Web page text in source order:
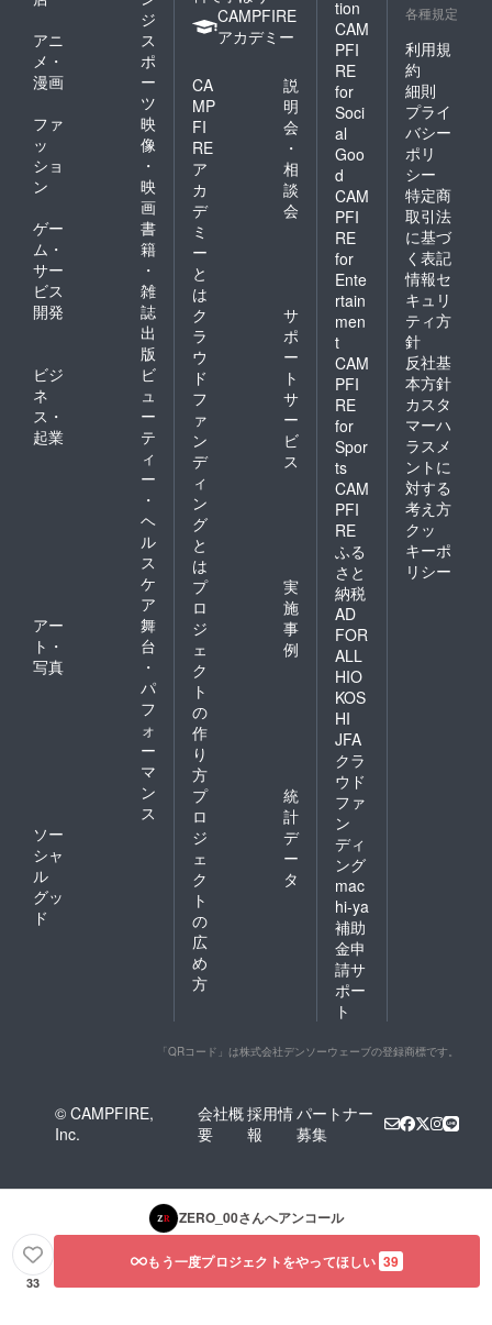
ジ
アニ
メ・
漫画
ス
ポ
ー
ツ
ファ
ッ
ショ
ン
映
像
・
映
画
ゲー
ム・
サー
ビス
開発
書
籍
・
雑
誌
出
版
ビジ
ネ
ス・
起業
ビ
ュ
ー
テ
ィ
ー
・
ヘ
ル
ス
ケ
ア
アー
ト・
写真
舞
台
・
パ
フ
ォ
ー
マ
ン
ス
ソー
シャ
ル
グッ
ド
CAMPFIRE
アカデミー
CA
MP
FI
RE
ア
カ
デ
ミ
ー
と
は
説
明
会
・
相
談
会
ク
ラ
ウ
ド
フ
ァ
ン
デ
ィ
ン
グ
と
は
サ
ポ
ー
ト
サ
ー
ビ
ス
プ
ロ
ジ
ェ
ク
ト
の
作
り
方
実
施
事
例
プ
ロ
ジ
ェ
ク
ト
の
広
め
方
統
計
デ
ー
タ
tion
CAM
PFI
RE
for
Soci
al
Goo
d
CAM
PFI
RE
for
Ente
rtain
men
t
CAM
PFI
RE
for
Spor
ts
CAM
PFI
RE
ふる
さと
納税
AD
FOR
ALL
HIO
KOS
HI
JFA
クラ
ウド
ファ
ン
ディ
ング
mac
hi-ya
補助
金申
請サ
ポー
ト
各種規定
利用規
約
細則
プライ
バシー
ポリ
シー
特定商
取引法
に基づ
く表記
情報セ
キュリ
ティ方
針
反社基
本方針
カスタ
マーハ
ラスメ
ントに
対する
考え方
クッ
キーポ
リシー
「QRコード」は株式会社デンソーウェーブの登録商標です。
© CAMPFIRE,
Inc.
会社概
要
採用情
報
パートナー
募集
ZERO_00さんへアンコール
33
もう一度プロジェクトをやってほしい 39